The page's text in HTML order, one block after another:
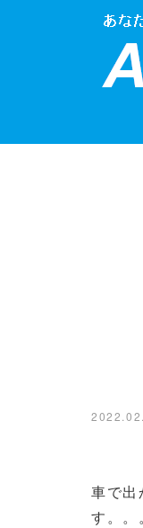
車で出
す。。